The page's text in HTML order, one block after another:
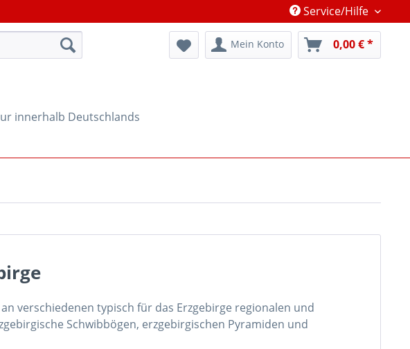
Service/Hilfe
Mein Konto 0,00 € *
innerhalb Deutschlands
verschiedenen typisch für das Erzgebirge regionalen und
Schwibbögen, erzgebirgischen Pyramiden und